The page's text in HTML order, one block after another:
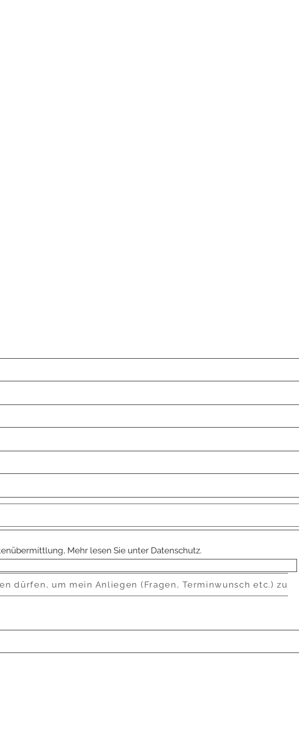
Mehr lesen Sie unter Datenschutz.
dürfen, um mein Anliegen (Fragen, Terminwunsch etc.) zu